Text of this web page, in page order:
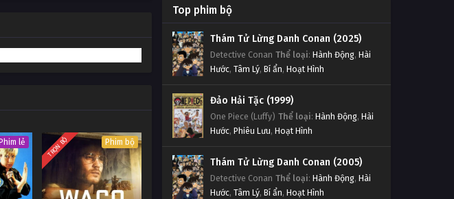
lẻ TRỌN BỘ Phim bộ
Top phim bộ
Thám Tử Lừng Danh Conan (2025)
Detective Conan Thể loại: Hành Động, Hài
Hước, Tâm Lý, Bí ẩn, Hoạt Hình
Đảo Hải Tặc (1999)
One Piece (Luffy) Thể loại: Hành Động, Hài
Hước, Phiêu Lưu, Hoạt Hình
Thám Tử Lừng Danh Conan (2005)
Detective Conan Thể loại: Hành Động, Hài
Hước, Tâm Lý, Bí ẩn, Hoạt Hình